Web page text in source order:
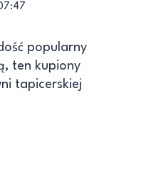
popularny
ten kupiony
tapicerskiej